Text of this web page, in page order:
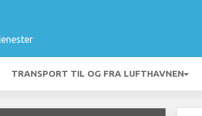
TRANSPORT TIL OG FRA LUFTHAVNEN